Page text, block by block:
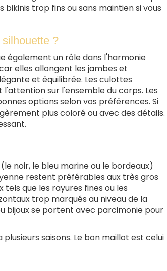
trop fins ou sans maintien si vous
?
également un rôle dans l'harmonie
elles allongent les jambes et
et équilibrée. Les culottes
sur l'ensemble du corps. Les
options selon vos préférences. Si
plus coloré ou avec des détails.
noir, le bleu marine ou le bordeaux)
restent préférables aux très gros
que les rayures fines ou les
trop marqués au niveau de la
bijoux se portent avec parcimonie pour
saisons. Le bon maillot est celui